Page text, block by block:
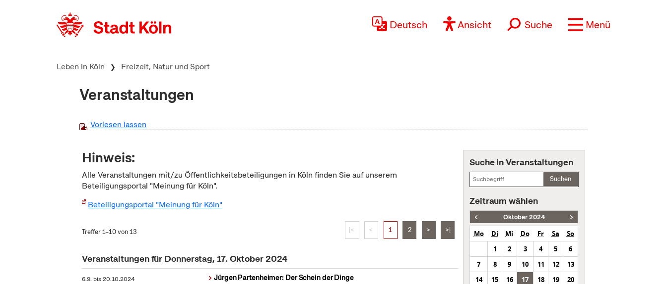
Deutsch Ansicht Suche Menü
Leben in Köln Freizeit, Natur und Sport
Veranstaltungen
Vorlesen lassen
Hinweis:
Alle Veranstaltungen mit/zu Öffentlichkeitsbeteiligungen in Köln finden Sie auf unserem
Beteiligungsportal "Meinung für Köln".
Beteiligungsportal "Meinung für Köln"
Treffer 1–10 von 13 |< < 1 2 > >|
Veranstaltungen für Donnerstag, 17. Oktober 2024
6.9. bis20.10.2024
Jürgen Partenheimer: Der Schein der Dinge
Suche in Veranstaltungen
Suchen
Zeitraum wählen
Oktober 2024
Mo Di Mi Do Fr Sa
So
1
2 3 4 5
6
7
8 9 10 11 12
13
14
15 16 17 18 19
20